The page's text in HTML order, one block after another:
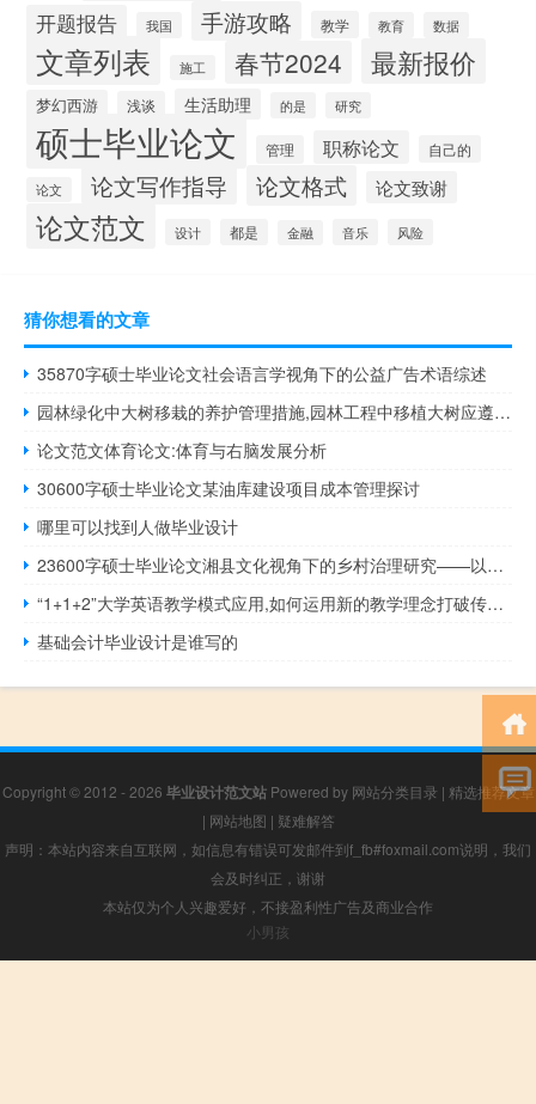
开题报告 我国 手游攻略 教学 教育 数据
文章列表 施工 春节2024 最新报价
梦幻西游 浅谈 生活助理 的是 研究
硕士毕业论文 管理 职称论文 自己的
论文 论文写作指导 论文格式 论文致谢
论文范文 设计 都是 金融 音乐 风险
猜你想看的文章
35870字硕士毕业论文社会语言学视角下的公益广告术语综述
园林绿化中大树移栽的养护管理措施,园林工程中移植大树应遵循什么原则
论文范文体育论文:体育与右脑发展分析
30600字硕士毕业论文某油库建设项目成本管理探讨
哪里可以找到人做毕业设计
23600字硕士毕业论文湘县文化视角下的乡村治理研究——以南昌西湖李佳为例
“1+1+2”大学英语教学模式应用,如何运用新的教学理念打破传统的大学英语教学模式
基础会计毕业设计是谁写的
Copyright © 2012 - 2026 毕业设计范文站Powered by 网站分类目录 | 精选推荐文章
| 网站地图 | 疑难解答
声明：本站内容来自互联网，如信息有错误可发邮件到f_fb#foxmail.com说明，我们
会及时纠正，谢谢
本站仅为个人兴趣爱好，不接盈利性广告及商业合作
小男孩